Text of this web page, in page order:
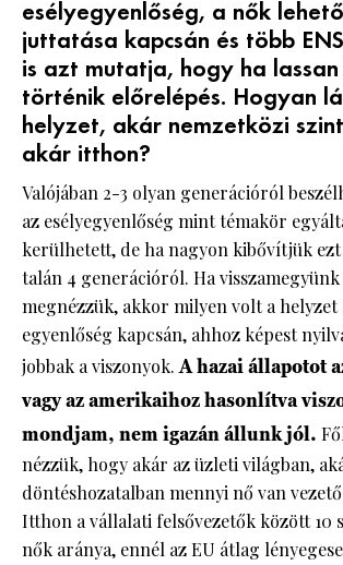
esélyegyenlőség, a nők
juttatása kapcsán és több
is azt mutatja, hogy ha
történik előrelépés. Hogyan
helyzet, akár nemzetközi
akár itthon?
Valójában 2-3 olyan generációról
az esélyegyenlőség mint témakör
kerülhetett, de ha nagyon kibővítjük
talán 4 generációról. Ha visszamegyünk
megnézzük, akkor milyen volt a helyzet
egyenlőség kapcsán, ahhoz képest
jobbak a viszonyok.A hazai állapotot
vagy az amerikaihoz hasonlítva
mondjam, nem igazán állunk jól.
nézzük, hogy akár az üzleti világban,
döntéshozatalban mennyi nő van
Itthon a vállalati felsővezetők között 10
nők aránya, ennél az EU átlag